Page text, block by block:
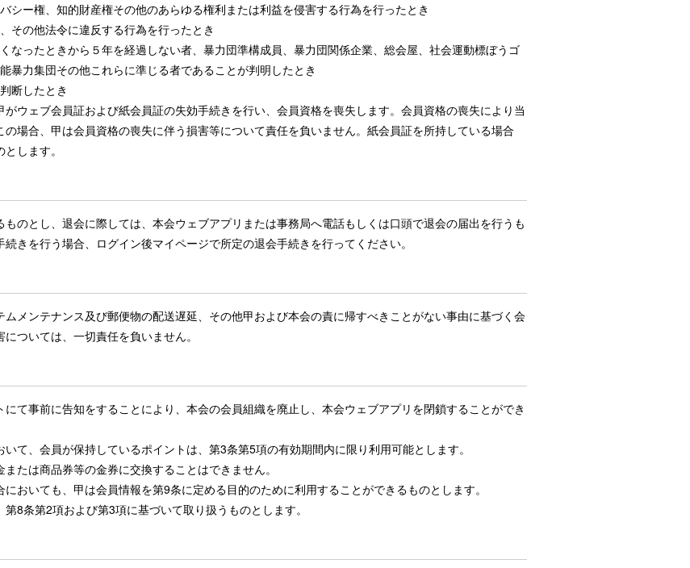
シー権、知的財産権その他のあらゆる権利または利益を侵害する行為を行ったとき
その他法令に違反する行為を行ったとき
なったときから５年を経過しない者、暴力団準構成員、暴力団関係企業、総会屋、社会運動標ぼうゴ
暴力集団その他これらに準じる者であることが判明したとき
断したとき
ウェブ会員証および紙会員証の失効手続きを行い、会員資格を喪失します。会員資格の喪失により当
場合、甲は会員資格の喪失に伴う損害等について責任を負いません。紙会員証を所持している場合
します。
のとし、退会に際しては、本会ウェブアプリまたは事務局へ電話もしくは口頭で退会の届出を行うも
きを行う場合、ログイン後マイページで所定の退会手続きを行ってください。
メンテナンス及び郵便物の配送遅延、その他甲および本会の責に帰すべきことがない事由に基づく会
ついては、一切責任を負いません。
て事前に告知をすることにより、本会の会員組織を廃止し、本会ウェブアプリを閉鎖することができ
て、会員が保持しているポイントは、第3条第5項の有効期間内に限り利用可能とします。
たは商品券等の金券に交換することはできません。
おいても、甲は会員情報を第9条に定める目的のために利用することができるものとします。
8条第2項および第3項に基づいて取り扱うものとします。